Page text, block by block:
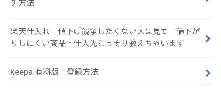
チ方法
楽天仕入れ 値下げ競争したくない人は見て 値下が
りしにくい商品・仕入先こっそり教えちゃいます
keepa 有料版 登録方法